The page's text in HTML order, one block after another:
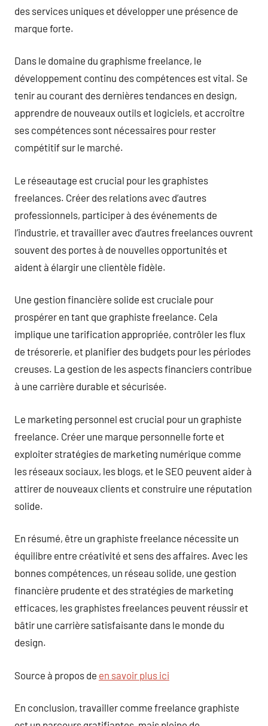
des services uniques et développer une présence de
marque forte.
Dans le domaine du graphisme freelance, le
développement continu des compétences est vital. Se
tenir au courant des dernières tendances en design,
apprendre de nouveaux outils et logiciels, et accroître
ses compétences sont nécessaires pour rester
compétitif sur le marché.
Le réseautage est crucial pour les graphistes
freelances. Créer des relations avec d’autres
professionnels, participer à des événements de
l’industrie, et travailler avec d’autres freelances ouvrent
souvent des portes à de nouvelles opportunités et
aident à élargir une clientèle fidèle.
Une gestion financière solide est cruciale pour
prospérer en tant que graphiste freelance. Cela
implique une tarification appropriée, contrôler les flux
de trésorerie, et planifier des budgets pour les périodes
creuses. La gestion de les aspects financiers contribue
à une carrière durable et sécurisée.
Le marketing personnel est crucial pour un graphiste
freelance. Créer une marque personnelle forte et
exploiter stratégies de marketing numérique comme
les réseaux sociaux, les blogs, et le SEO peuvent aider à
attirer de nouveaux clients et construire une réputation
solide.
En résumé, être un graphiste freelance nécessite un
équilibre entre créativité et sens des affaires. Avec les
bonnes compétences, un réseau solide, une gestion
financière prudente et des stratégies de marketing
efficaces, les graphistes freelances peuvent réussir et
bâtir une carrière satisfaisante dans le monde du
design.
Source à propos de en savoir plus ici
En conclusion, travailler comme freelance graphiste